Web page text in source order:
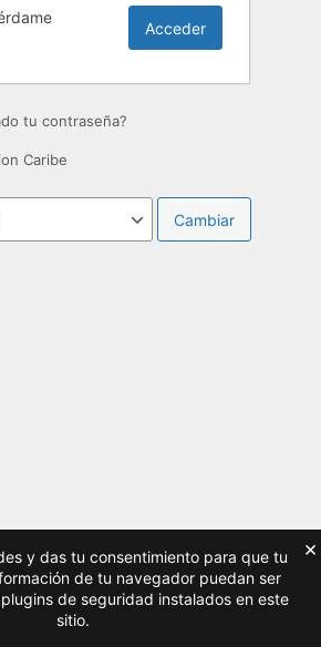
tu contraseña?
Caribe
y das tu consentimiento para que tu
de tu navegador puedan ser
de seguridad instalados en este
sitio.
×